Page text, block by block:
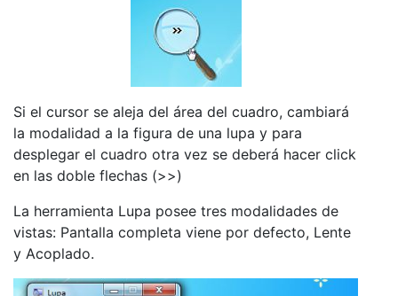
Si el cursor se aleja del área del cuadro, cambiará
la modalidad a la figura de una lupa y para
desplegar el cuadro otra vez se deberá hacer click
en las doble flechas (>>)
La herramienta Lupa posee tres modalidades de
vistas: Pantalla completa viene por defecto, Lente
y Acoplado.